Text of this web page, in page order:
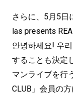
さらに、5月5日
las presents
안녕하세요! 우
することも決定
マンライブを行
CLUB」会員の